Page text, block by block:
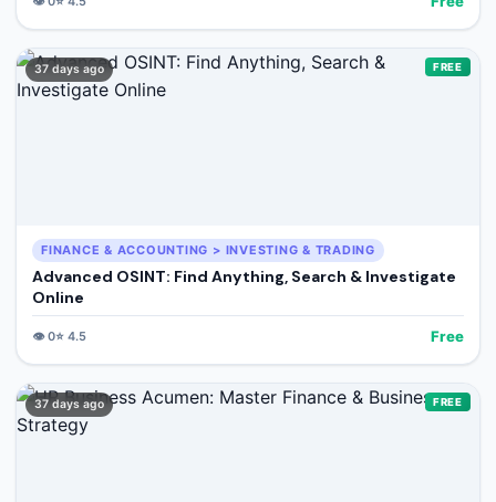
37 days ago FREE
FINANCE & ACCOUNTING > INVESTING & TRADING
Advanced OSINT: Find Anything, Search & Investigate
Online
👁️0⭐ 4.5 Free
37 days ago FREE